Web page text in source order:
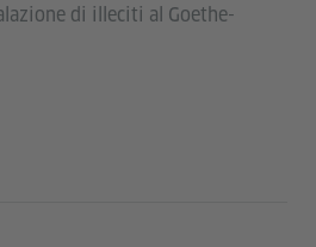
di illeciti al Goethe-